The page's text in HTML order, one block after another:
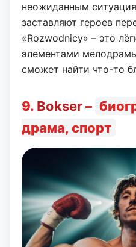
неожиданным
заставляют героев
«Rozwodnicy» – это
элементами
сможет найти что-то
9. Bokser–
драма, спорт